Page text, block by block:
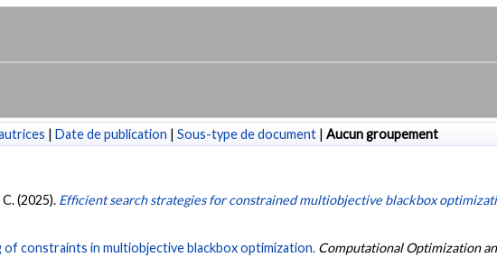
| Date de publication | Sous-type de document | Aucun groupement
(2025). Efficient search strategies for constrained multiobjective blackbox
of constraints in multiobjective blackbox optimization. Computational Optimization